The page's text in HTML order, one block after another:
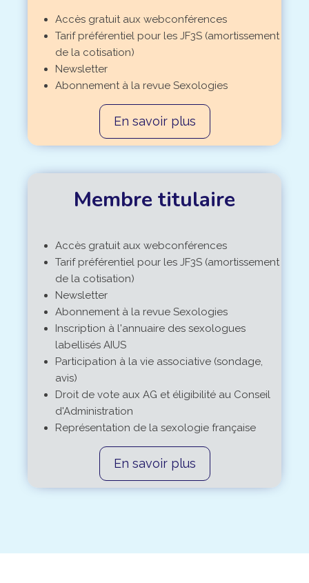
Accès gratuit aux webconférences
Tarif préférentiel pour les JF3S (amortissement
de la cotisation)
Newsletter
Abonnement à la revue Sexologies
En savoir plus
Membre titulaire
Accès gratuit aux webconférences
Tarif préférentiel pour les JF3S (amortissement
de la cotisation)
Newsletter
Abonnement à la revue Sexologies
Inscription à l'annuaire des sexologues
labellisés AIUS
Participation à la vie associative (sondage,
avis)
Droit de vote aux AG et éligibilité au Conseil
d'Administration
Représentation de la sexologie française
En savoir plus